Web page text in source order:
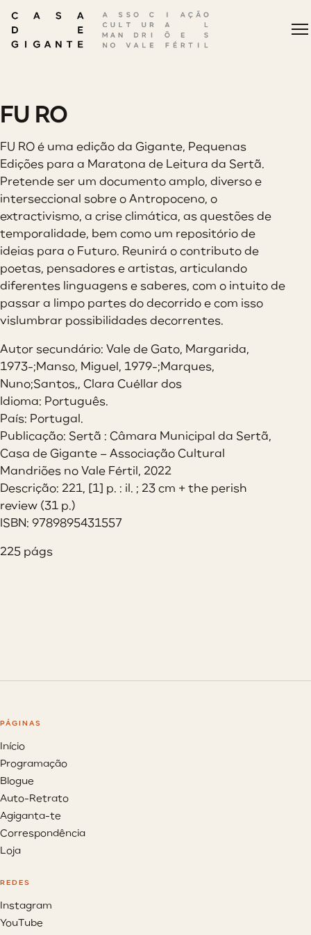
FU RO
FU RO é uma edição da Gigante, Pequenas
Edições para a Maratona de Leitura da Sertã.
Pretende ser um documento amplo, diverso e
interseccional sobre o Antropoceno, o
extractivismo, a crise climática, as questões de
temporalidade, bem como um repositório de
ideias para o Futuro. Reunirá o contributo de
poetas, pensadores e artistas, articulando
diferentes linguagens e saberes, com o intuito de
passar a limpo partes do decorrido e com isso
vislumbrar possibilidades decorrentes.
Autor secundário: Vale de Gato, Margarida,
1973-;Manso, Miguel, 1979-;Marques,
Nuno;Santos,, Clara Cuéllar dos
Idioma: Português.
País: Portugal.
Publicação: Sertã : Câmara Municipal da Sertã,
Casa de Gigante – Associação Cultural
Mandriões no Vale Fértil, 2022
Descrição: 221, [1] p. : il. ; 23 cm + the perish
review (31 p.)
ISBN: 9789895431557
225 págs
PÁGINAS
Início
Programação
Blogue
Auto-Retrato
Agiganta-te
Correspondência
Loja
REDES
Instagram
YouTube